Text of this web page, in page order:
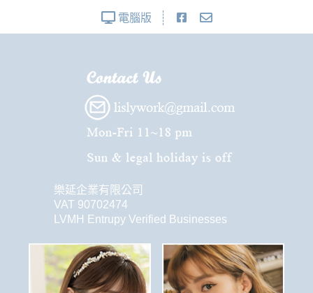
電腦版
樂延企業有限公司
VAT 90702474
LVMH Entrupy Verified Businesses